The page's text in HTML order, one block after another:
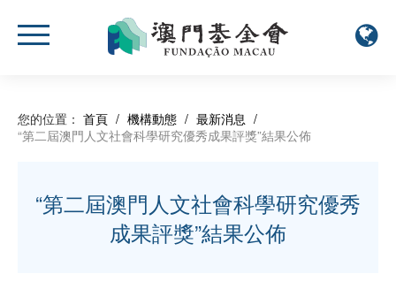
您的位置： 首頁 / 機構動態 / 最新消息 /
“第二屆澳門人文社會科學研究優秀成果評獎”結果公佈
“第二屆澳門人文社會科學研究優秀
成果評獎”結果公佈